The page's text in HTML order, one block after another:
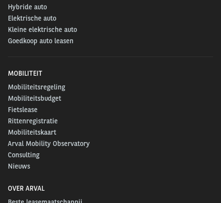
Hybride auto
Elektrische auto
Kleine elektrische auto
Goedkoop auto leasen
MOBILITEIT
Mobiliteitsregeling
Mobiliteitsbudget
Fietslease
Rittenregistratie
Mobiliteitskaart
Arval Mobility Observatory
Consulting
Nieuws
OVER ARVAL